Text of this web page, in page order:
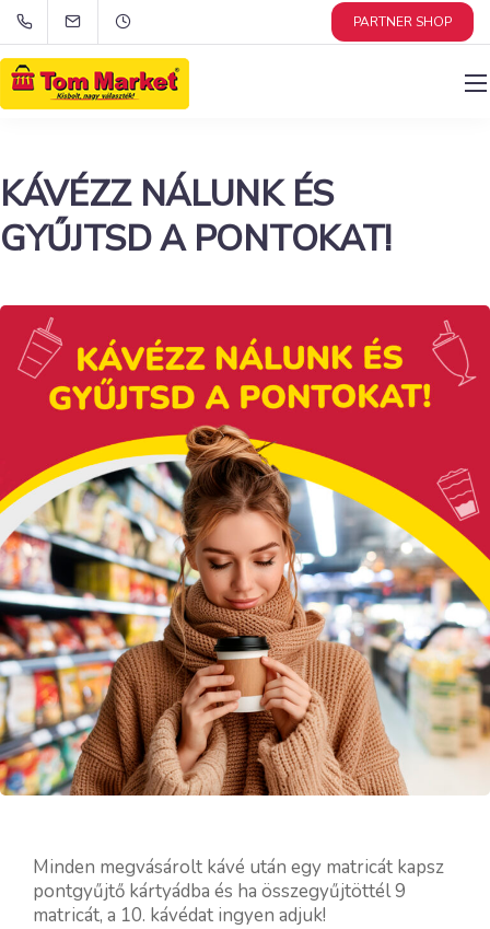
PARTNER SHOP
KÁVÉZZ NÁLUNK ÉS
GYŰJTSD A PONTOKAT!
Minden megvásárolt kávé után egy matricát kapsz
pontgyűjtő kártyádba és ha összegyűjtöttél 9
matricát, a 10. kávédat ingyen adjuk!